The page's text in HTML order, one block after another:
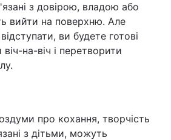
з довірою, владою або
вийти на поверхню. Але
ви будете готові
на-віч і перетворити
про кохання, творчість
з дітьми, можуть